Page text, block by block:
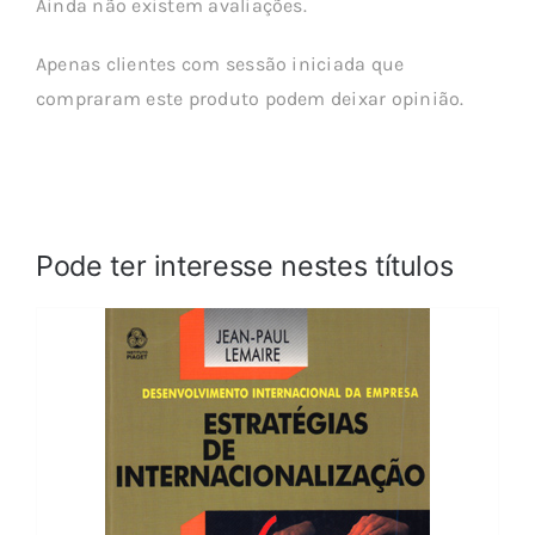
Ainda não existem avaliações.
Apenas clientes com sessão iniciada que
compraram este produto podem deixar opinião.
Pode ter interesse nestes títulos